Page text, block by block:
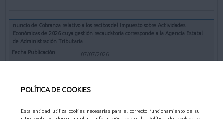
POLÍTICA DE COOKIES
Esta entidad utiliza cookies necesarias para el correcto funcionamiento de su
nuncio de Cobranza relativo a los recibos del Impuesto sobre Actividades
Económicas de 2026 cuya gestión recaudatoria corresponde a la Agencia Estatal
de Administración Tributaria
07/07/2026
Mostrar